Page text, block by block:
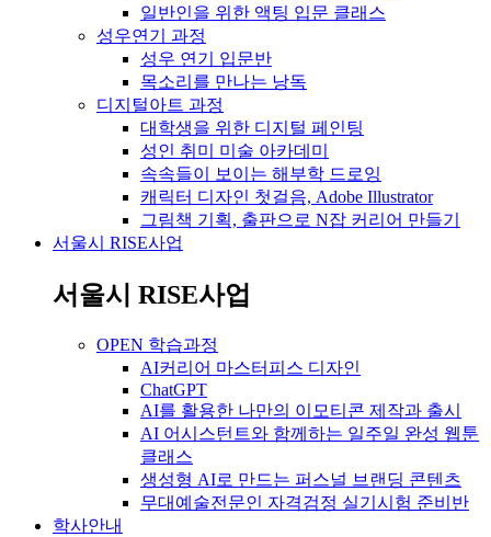
일반인을 위한 액팅 입문 클래스
성우연기 과정
성우 연기 입문반
목소리를 만나는 낭독
디지털아트 과정
대학생을 위한 디지털 페인팅
성인 취미 미술 아카데미
속속들이 보이는 해부학 드로잉
캐릭터 디자인 첫걸음, Adobe Illustrator
그림책 기획, 출판으로 N잡 커리어 만들기
서울시 RISE사업
서울시 RISE사업
OPEN 학습과정
AI커리어 마스터피스 디자인
ChatGPT
AI를 활용한 나만의 이모티콘 제작과 출시
AI 어시스턴트와 함께하는 일주일 완성 웹툰
클래스
생성형 AI로 만드는 퍼스널 브랜딩 콘텐츠
무대예술전문인 자격검정 실기시험 준비반
학사안내